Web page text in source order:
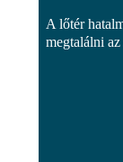
A lőtér
megtalálni